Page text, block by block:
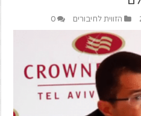
הזווית לחיבורים 0